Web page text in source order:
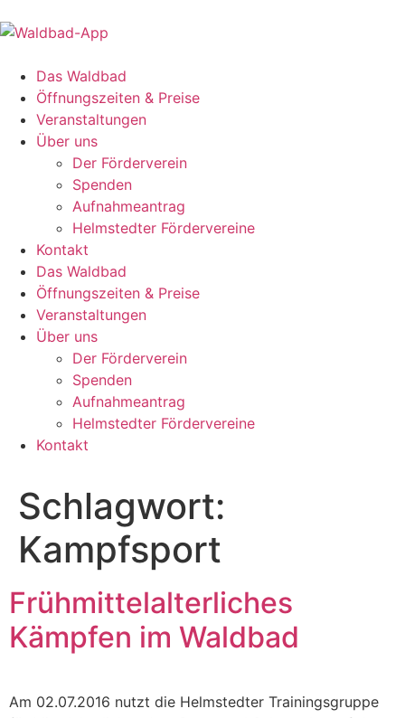
Das Waldbad
Öffnungszeiten & Preise
Veranstaltungen
Über uns
Der Förderverein
Spenden
Aufnahmeantrag
Helmstedter Fördervereine
Kontakt
Das Waldbad
Öffnungszeiten & Preise
Veranstaltungen
Über uns
Der Förderverein
Spenden
Aufnahmeantrag
Helmstedter Fördervereine
Kontakt
Schlagwort:
Kampfsport
Frühmittelalterliches
Kämpfen im Waldbad
Am 02.07.2016 nutzt die Helmstedter Trainingsgruppe